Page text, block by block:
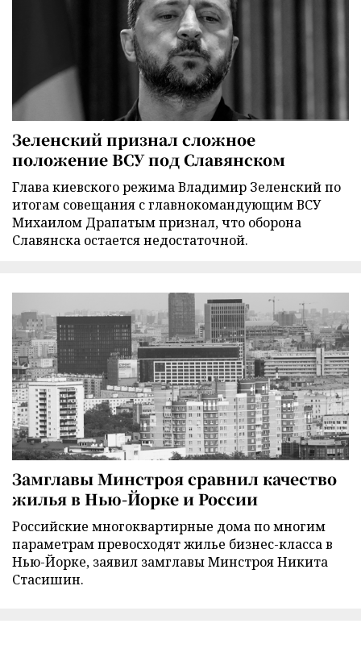
Зеленский признал сложное
положение ВСУ под Славянском
Глава киевского режима Владимир Зеленский по
итогам совещания с главнокомандующим ВСУ
Михаилом Драпатым признал, что оборона
Славянска остается недостаточной.
Замглавы Минстроя сравнил качество
жилья в Нью-Йорке и России
Российские многоквартирные дома по многим
параметрам превосходят жилье бизнес-класса в
Нью-Йорке, заявил замглавы Минстроя Никита
Стасишин.